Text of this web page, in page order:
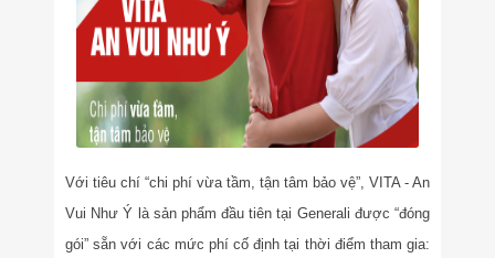
Với tiêu chí “chi phí vừa tầm, tận tâm bảo vệ”, VITA - An
Vui Như Ý là sản phẩm đầu tiên tại Generali được “đóng
gói” sẵn với các mức phí cố định tại thời điểm tham gia: